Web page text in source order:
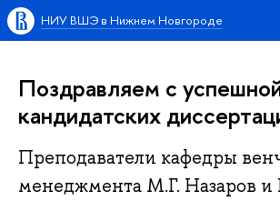
НИУ ВШЭ в Нижнем Новгороде
Поздравляем с
кандидатских
Преподаватели кафедры
менеджмента М.Г. Назаров